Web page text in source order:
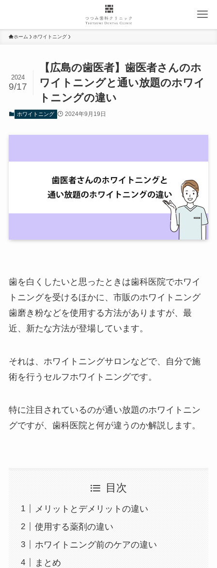
ホーム ホワイトニング
【広島の歯医者】歯医者さんのホ
ワイトニングと通い放題のホワイ
トニングの違い
2024
9/17
ホワイトニング 2024年9月19日
歯を白くしたいと思ったときは歯科医院でホワイ
トニングを受けるほかに、市販のホワイトニング
歯磨き粉などを使用する方法がありますが、最
近、新たな方法が登場しています。
それは、ホワイトニングサロンなどで、自分で施
術を行うセルフホワイトニングです。
特に注目されているのが通い放題のホワイトニン
グですが、歯科医院と何が違うのか解説します。
目次
メリットとデメリットの違い
使用する薬剤の違い
ホワイトニング前のケアの違い
まとめ